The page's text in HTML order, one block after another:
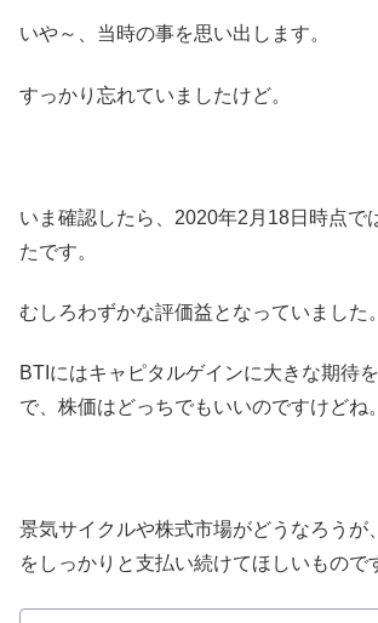
いや～、当時の事を思い出します。
すっかり忘れていましたけど。
いま確認したら、2020年2月18日時点で
たです。
むしろわずかな評価益となっていました。
BTIにはキャピタルゲインに大きな期待
で、株価はどっちでもいいのですけどね。
景気サイクルや株式市場がどうなろうが
をしっかりと支払い続けてほしいもので